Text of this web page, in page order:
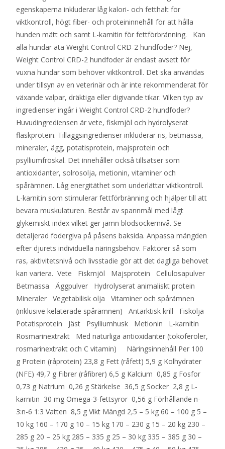
egenskaperna inkluderar låg kalori- och fetthalt för
viktkontroll, högt fiber- och proteininnehåll för att hålla
hunden mätt och samt L-karnitin för fettförbränning. Kan
alla hundar äta Weight Control CRD-2 hundfoder? Nej,
Weight Control CRD-2 hundfoder är endast avsett för
vuxna hundar som behöver viktkontroll. Det ska användas
under tillsyn av en veterinär och är inte rekommenderat för
växande valpar, dräktiga eller digivande tikar. Vilken typ av
ingredienser ingår i Weight Control CRD-2 hundfoder?
Huvudingrediensen är vete, fiskmjöl och hydrolyserat
fläskprotein. Tilläggsingredienser inkluderar ris, betmassa,
mineraler, ägg, potatisprotein, majsprotein och
psylliumfröskal. Det innehåller också tillsatser som
antioxidanter, solrosolja, metionin, vitaminer och
spårämnen. Låg energitäthet som underlättar viktkontroll.
L-karnitin som stimulerar fettförbränning och hjälper till att
bevara muskulaturen. Består av spannmål med lågt
glykemiskt index vilket ger jämn blodsockernivå. Se
detaljerad fodergiva på påsens baksida. Anpassa mängden
efter djurets individuella näringsbehov. Faktorer så som
ras, aktivitetsnivå och livsstadie gör att det dagliga behovet
kan variera. Vete Fiskmjöl Majsprotein Cellulosapulver
Betmassa Äggpulver Hydrolyserat animaliskt protein
Mineraler Vegetabilisk olja Vitaminer och spårämnen
(inklusive kelaterade spårämnen) Antarktisk krill Fiskolja
Potatisprotein Jäst Psylliumhusk Metionin L-karnitin
Rosmarinextrakt Med naturliga antioxidanter (tokoferoler,
rosmarinextrakt och C vitamin) Näringsinnehåll Per 100
g Protein (råprotein) 23,8 g Fett (råfett) 5,9 g Kolhydrater
(NFE) 49,7 g Fibrer (råfibrer) 6,5 g Kalcium 0,85 g Fosfor
0,73 g Natrium 0,26 g Stärkelse 36,5 g Socker 2,8 g L-
karnitin 30 mg Omega-3-fettsyror 0,56 g Förhållande n-
3:n-6 1:3 Vatten 8,5 g Vikt Mängd 2,5 – 5 kg 60 – 100 g 5 –
10 kg 160 – 170 g 10 – 15 kg 170 – 230 g 15 – 20 kg 230 –
285 g 20 – 25 kg 285 – 335 g 25 – 30 kg 335 – 385 g 30 –